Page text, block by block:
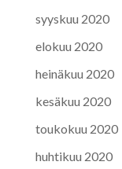
syyskuu 2020
elokuu 2020
heinäkuu 2020
kesäkuu 2020
toukokuu 2020
huhtikuu 2020